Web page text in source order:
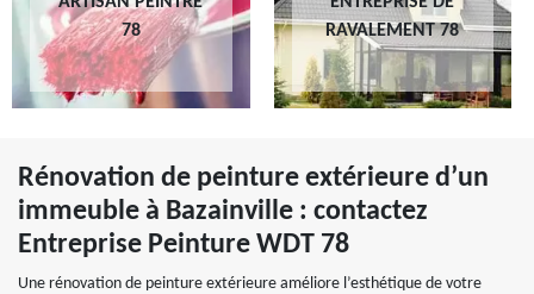
78
RAVALEMENT 78
Rénovation de peinture extérieure d’un
immeuble à Bazainville : contactez
Entreprise Peinture WDT 78
Une rénovation de peinture extérieure améliore l’esthétique de votre